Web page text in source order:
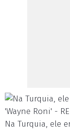
Na Turquia, ele